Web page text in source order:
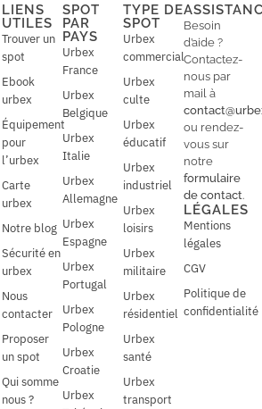
LIENS
UTILES
Trouver un
spot
Ebook
urbex
Équipement
pour
l’urbex
Carte
urbex
Notre blog
Sécurité en
urbex
Nous
contacter
Proposer
un spot
Qui somme
nous ?
SPOT
PAR
PAYS
Urbex
France
Urbex
Belgique
Urbex
Italie
Urbex
Allemagne
Urbex
Espagne
Urbex
Portugal
Urbex
Pologne
Urbex
Croatie
Urbex
TYPE DE
SPOT
Urbex
commercial
Urbex
culte
Urbex
éducatif
Urbex
industriel
Urbex
loisirs
Urbex
militaire
Urbex
résidentiel
Urbex
santé
Urbex
transport
Besoin
d’aide ?
Contactez-
nous par
mail à
ou rendez-
vous sur
notre
formulaire
de contact.
LÉGALES
Mentions
légales
CGV
Politique de
confidentialité